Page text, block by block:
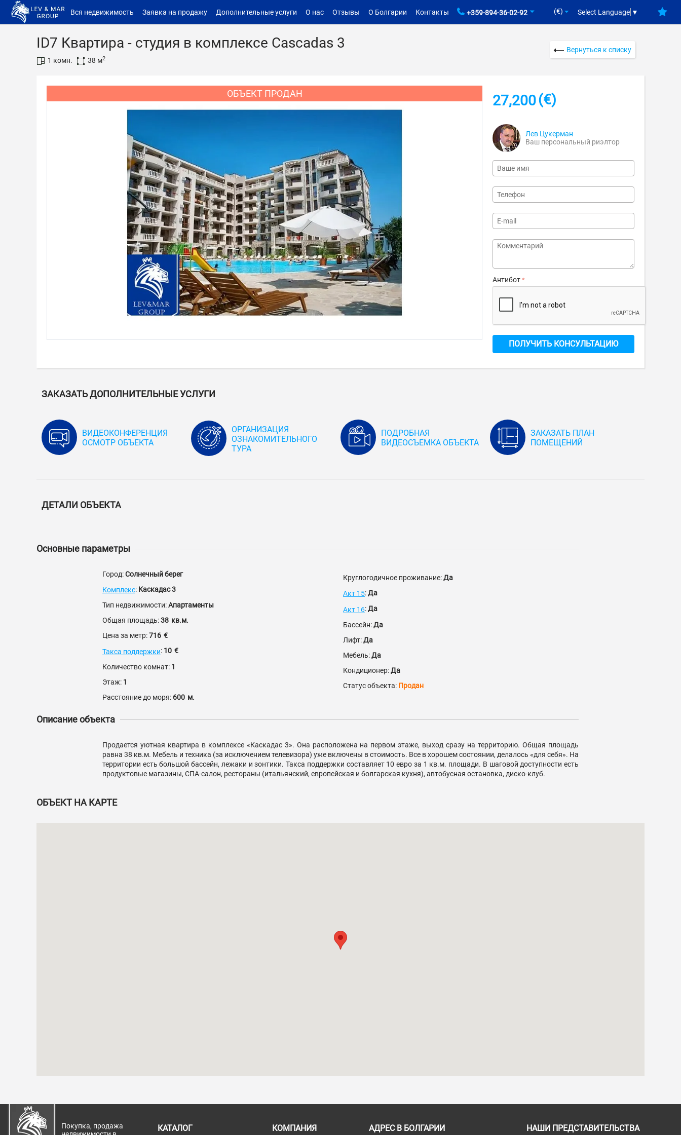
Вся недвижимость Заявка на продажу Дополнительные услуги О нас Отзывы О Болгарии Контакты +359-894-36-02-92 (€) Select Language ▼
ID7 Квартира - студия в комплексе Cascadas 3
1 комн. 38 м2
Вернуться к списку
ОБЪЕКТ ПРОДАН 27,200(€)
Лев Цукерман
Ваш персональный риэлтор
Антибот
ПОЛУЧИТЬ КОНСУЛЬТАЦИЮ
ЗАКАЗАТЬ ДОПОЛНИТЕЛЬНЫЕ УСЛУГИ
ВИДЕОКОНФЕРЕНЦИЯ
ОСМОТР ОБЪЕКТА
ОРГАНИЗАЦИЯ
ОЗНАКОМИТЕЛЬНОГО
ТУРА
ПОДРОБНАЯ
ВИДЕОСЪЕМКА ОБЪЕКТА
ЗАКАЗАТЬ ПЛАН
ПОМЕЩЕНИЙ
ДЕТАЛИ ОБЪЕКТА
Основные параметры
Город:Солнечный берег
Комплекс: Каскадас 3
Тип недвижимости:Апартаменты
Общая площадь:38 кв.м.
Цена за метр:716 €
Такса поддержки: 10 €
Количество комнат: 1
Этаж: 1
Расстояние до моря: 600 м.
Круглогодичное проживание:Да
Акт 15:Да
Акт 16:Да
Бассейн:Да
Лифт:Да
Мебель:Да
Кондиционер:Да
Статус объекта: Продан
Описание объекта
Продается уютная квартира в комплексе «Каскадас 3». Она расположена на первом этаже, выход сразу на территорию. Общая площадь
равна 38 кв.м. Мебель и техника (за исключением телевизора) уже включены в стоимость. Все в хорошем состоянии, делалось «для себя». На
территории есть большой бассейн, лежаки и зонтики. Такса поддержки составляет 10 евро за 1 кв.м. площади. В шаговой доступности есть
продуктовые магазины, СПА-салон, рестораны (итальянский, европейская и болгарская кухня), автобусная остановка, диско-клуб.
ОБЪЕКТ НА КАРТЕ
Покупка, продажа
КАТАЛОГ КОМПАНИЯ АДРЕС В БОЛГАРИИ НАШИ ПРЕДСТАВИТЕЛЬСТВА